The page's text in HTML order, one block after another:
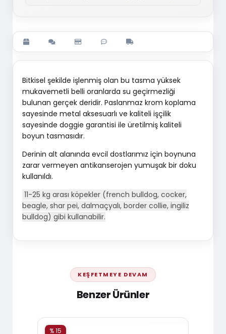
Bitkisel şekilde işlenmiş olan bu tasma yüksek
mukavemetli belli oranlarda su geçirmezliği
bulunan gerçek deridir. Paslanmaz krom koplama
sayesinde metal aksesuarlı ve kaliteli işçilik
sayesinde doggie garantisi ile üretilmiş kaliteli
boyun tasmasıdır.
Derinin alt alanında evcil dostlarımız için boynuna
zarar vermeyen antikanserojen yumuşak bir doku
kullanıldı.
11-25 kg arası köpekler (french bulldog, cocker,
beagle, shar pei, dalmaçyalı, border collie, ingiliz
bulldog) gibi kullanabilir.
KEŞFETMEYE DEVAM
Benzer Ürünler
% 15